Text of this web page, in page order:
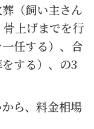
（飼い主さん
上げまでを行
任する）、合
する）、の3
ら、料金相場